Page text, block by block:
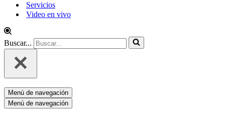
Servicios
Video en vivo
Buscar...
Menú de navegación
Menú de navegación